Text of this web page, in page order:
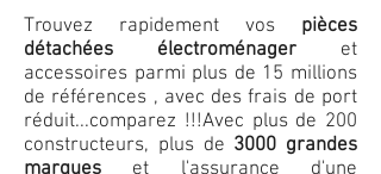
Trouvez rapidement vos pièces
détachées électroménager et
accessoires parmi plus de 15 millions
de références , avec des frais de port
réduit...comparez !!!Avec plus de 200
constructeurs, plus de 3000 grandes
marques et l'assurance d'une